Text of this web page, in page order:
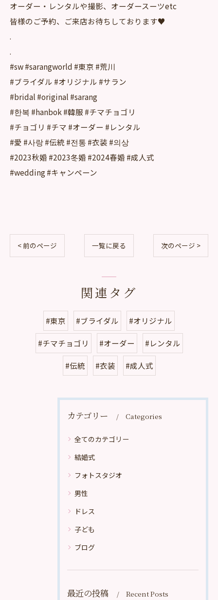
オーダー・レンタルや撮影、オーダースーツetc
皆様のご予約、ご来店お待ちしております♥
.
.
#sw #sarangworld #東京 #荒川
#ブライダル #オリジナル #サラン
#bridal #original #sarang
#한복 #hanbok #韓服 #チマチョゴリ
#チョゴリ #チマ #オーダー #レンタル
#愛 #사랑 #伝統 #전통 #衣装 #의상
#2023秋婚 #2023冬婚 #2024春婚 #成人式
#wedding #キャンペーン
< 前のページ 一覧に戻る 次のページ >
関連タグ
#東京 #ブライダル #オリジナル
#チマチョゴリ #オーダー #レンタル
#伝統 #衣装 #成人式
カテゴリー Categories
全てのカテゴリー
結婚式
フォトスタジオ
男性
ドレス
子ども
ブログ
最近の投稿 Recent Posts